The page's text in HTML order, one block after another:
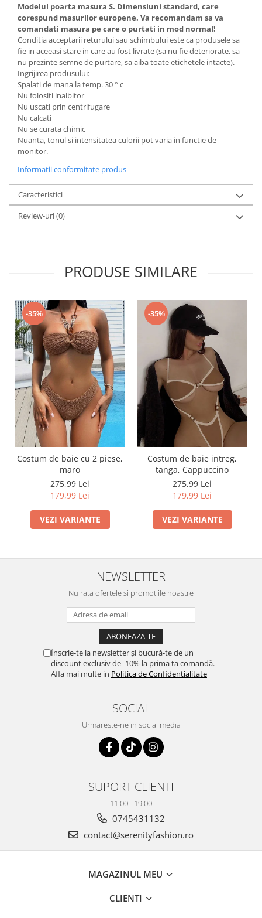
Modelul poarta masura S. Dimensiuni standard, care
corespund masurilor europene. Va recomandam sa va
comandati masura pe care o purtati in mod normal!
Conditia acceptarii returului sau schimbului este ca produsele sa
fie in aceeasi stare in care au fost livrate (sa nu fie deteriorate, sa
nu prezinte semne de purtare, sa aiba toate etichetele intacte).
Ingrijirea produsului:
Spalati de mana la temp. 30 ° c
Nu folositi inalbitor
Nu uscati prin centrifugare
Nu calcati
Nu se curata chimic
Nuanta, tonul si intensitatea culorii pot varia in functie de
monitor.
Informatii conformitate produs
Caracteristici
Review-uri(0)
PRODUSE SIMILARE
-35%
Costum de baie cu 2 piese,
maro
275,99 Lei
179,99 Lei
VEZI VARIANTE
-35%
Costum de baie intreg,
tanga, Cappuccino
275,99 Lei
179,99 Lei
VEZI VARIANTE
NEWSLETTER
Nu rata ofertele si promotiile noastre
Înscrie-te la newsletter și bucură-te de un
discount exclusiv de -10% la prima ta comandă.
Afla mai multe in Politica de Confidentialitate
SOCIAL
Urmareste-ne in social media
SUPORT CLIENTI
11:00 - 19:00
0745431132
contact@serenityfashion.ro
MAGAZINUL MEU
CLIENTI